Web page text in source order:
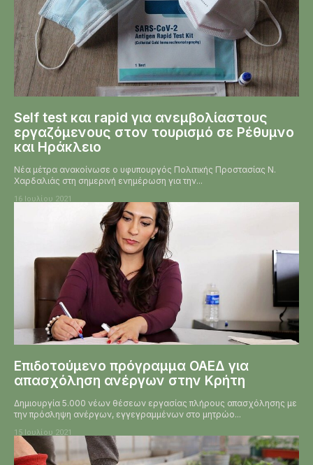
Self test και rapid για ανεμβολίαστους
εργαζόμενους στον τουρισμό σε Ρέθυμνο
και Ηράκλειο
Νέα μέτρα ανακοίνωσε ο υφυπουργός Πολιτικής Προστασίας Ν.
Χαρδαλιάς στη σημερινή ενημέρωση για την...
16 Ιουλίου 2021
Επιδοτούμενο πρόγραμμα ΟΑΕΔ για
απασχόληση ανέργων στην Κρήτη
Δημιουργία 5.000 νέων θέσεων εργασίας πλήρους απασχόλησης με
την πρόσληψη ανέργων, εγγεγραμμένων στο μητρώο...
15 Ιουλίου 2021